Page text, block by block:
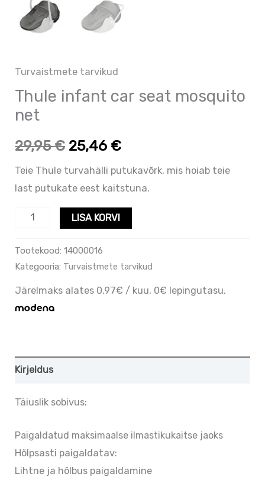
Turvaistmete tarvikud
Thule infant car seat mosquito
net
29,95€ 25,46 €
Teie Thule turvahälli putukavõrk, mis hoiab teie
last putukate eest kaitstuna.
LISA KORVI
Tootekood:14000016
Kategooria: Turvaistmete tarvikud
Järelmaks alates 0.97€ / kuu, 0€ lepingutasu.
Kirjeldus
Täiuslik sobivus:
Paigaldatud maksimaalse ilmastikukaitse jaoks
Hõlpsasti paigaldatav:
Lihtne ja hõlbus paigaldamine